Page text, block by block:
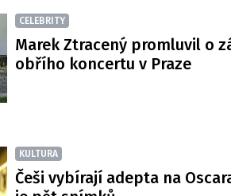
CELEBRITY
Marek Ztracený promluvil o
obřího koncertu v Praze
KULTURA
Češi vybírají adepta na